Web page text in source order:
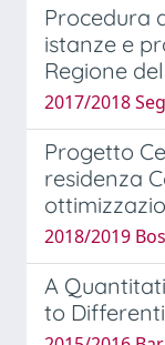
Procedura
istanze e
Regione
2017/2018
Progetto
residenza
2018/2019
A
to